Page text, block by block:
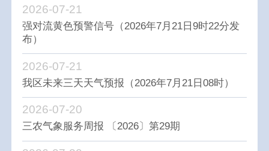
强对流黄色预警信号（2026年7月21日9时22分发
布）
2026-07-21
我区未来三天天气预报（2026年7月21日08时）
2026-07-21
三农气象服务周报 〔2026〕第29期
2026-07-20